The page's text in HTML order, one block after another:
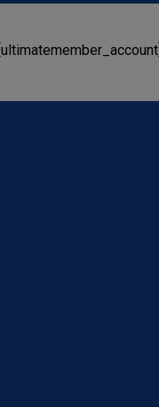
[ultimatemember_account]